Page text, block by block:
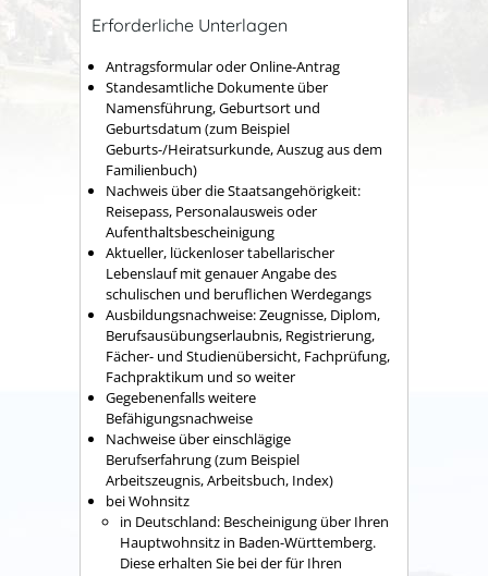
Erforderliche Unterlagen
Antragsformular oder Online-Antrag
Standesamtliche Dokumente über
Namensführung, Geburtsort und
Geburtsdatum (zum Beispiel
Geburts-/Heiratsurkunde, Auszug aus dem
Familienbuch)
Nachweis über die Staatsangehörigkeit:
Reisepass, Personalausweis oder
Aufenthaltsbescheinigung
Aktueller, lückenloser tabellarischer
Lebenslauf mit genauer Angabe des
schulischen und beruflichen Werdegangs
Ausbildungsnachweise: Zeugnisse, Diplom,
Berufsausübungserlaubnis, Registrierung,
Fächer- und Studienübersicht, Fachprüfung,
Fachpraktikum und so weiter
Gegebenenfalls weitere
Befähigungsnachweise
Nachweise über einschlägige
Berufserfahrung (zum Beispiel
Arbeitszeugnis, Arbeitsbuch, Index)
bei Wohnsitz
in Deutschland: Bescheinigung über Ihren
Hauptwohnsitz in Baden-Württemberg.
Diese erhalten Sie bei der für Ihren